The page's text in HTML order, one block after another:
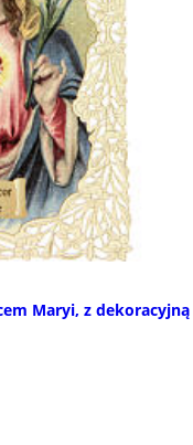
Maryi, z dekoracyjną